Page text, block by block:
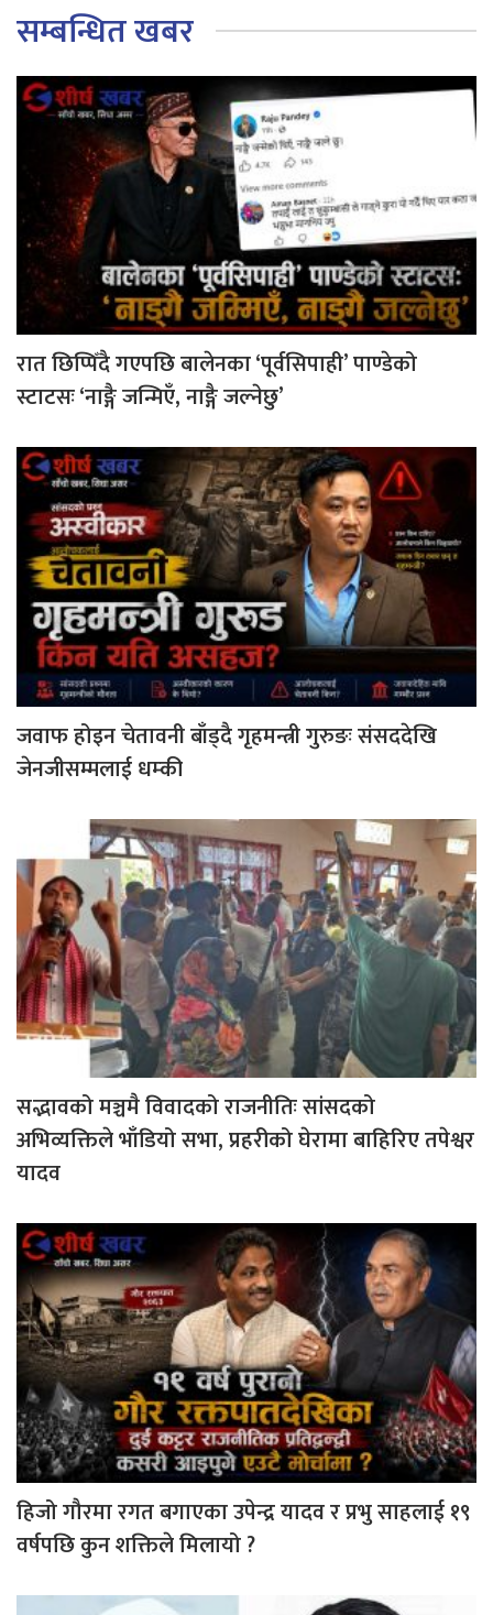
सम्बन्धित खबर
रात छिप्पिँदै गएपछि बालेनका ‘पूर्वसिपाही’ पाण्डेको
स्टाटसः ‘नाङ्गै जन्मिएँ, नाङ्गै जल्नेछु’
जवाफ होइन चेतावनी बाँड्दै गृहमन्त्री गुरुङः संसददेखि
जेनजीसम्मलाई धम्की
सद्भावको मञ्चमै विवादको राजनीतिः सांसदको
अभिव्यक्तिले भाँडियो सभा, प्रहरीको घेरामा बाहिरिए तपेश्वर
यादव
हिजो गौरमा रगत बगाएका उपेन्द्र यादव र प्रभु साहलाई १९
वर्षपछि कुन शक्तिले मिलायो ?